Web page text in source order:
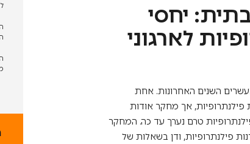
יחסי
לארגוני
השנים האחרונות. אחת
פילנתרופיות, אך מחקר אודות
טרם נערך עד כה. המחקר
פילנתרופיות, ודן בשאלות של